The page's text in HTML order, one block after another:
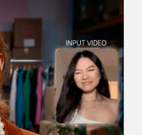
Create with
create using
from